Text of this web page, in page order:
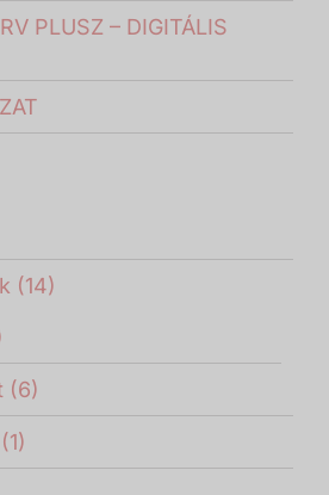
PLUSZ – DIGITÁLIS
(14)
(6)